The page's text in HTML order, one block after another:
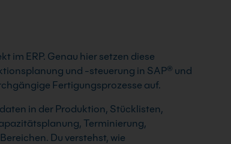
im ERP. Genau hier setzen diese
und -steuerung in SAP® und
Fertigungsprozesse auf.
in der Produktion, Stücklisten,
Terminierung,
Du verstehst, wie